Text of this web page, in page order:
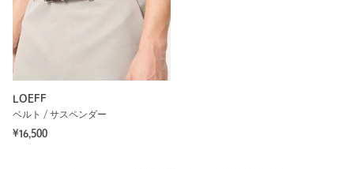
LOEFF
ベルト / サスペンダー
¥16,500